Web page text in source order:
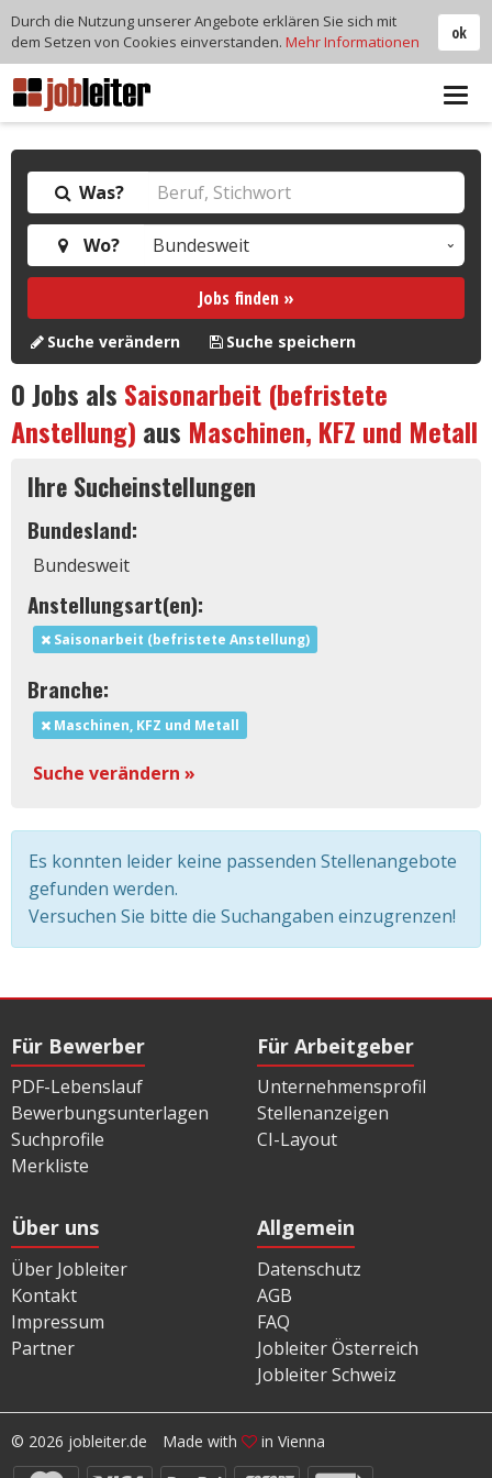
Was?
Wo?
Jobs finden »
Suche verändern Suche speichern
0Jobs als Saisonarbeit (befristete
Anstellung) aus Maschinen, KFZ und Metall
Ihre Sucheinstellungen
Bundesland:
Bundesweit
Anstellungsart(en):
Saisonarbeit (befristete Anstellung)
Branche:
Maschinen, KFZ und Metall
Suche verändern »
Es konnten leider keine passenden Stellenangebote
gefunden werden.
Versuchen Sie bitte die Suchangaben einzugrenzen!
Für Bewerber
PDF-Lebenslauf
Bewerbungsunterlagen
Suchprofile
Merkliste
Für Arbeitgeber
Unternehmensprofil
Stellenanzeigen
CI-Layout
Über uns
Über Jobleiter
Kontakt
Impressum
Partner
Allgemein
Datenschutz
AGB
FAQ
Jobleiter Österreich
Jobleiter Schweiz
© 2026 jobleiter.de Made with in Vienna
ok
Durch die Nutzung unserer Angebote erklären Sie sich mit
dem Setzen von Cookies einverstanden. Mehr Informationen